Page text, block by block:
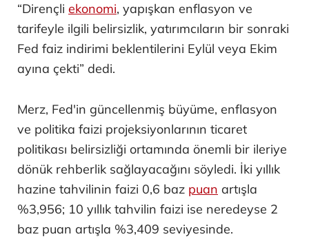
“Dirençli ekonomi, yapışkan enflasyon ve
tarifeyle ilgili belirsizlik, yatırımcıların bir sonraki
Fed faiz indirimi beklentilerini Eylül veya Ekim
ayına çekti” dedi.
Merz, Fed'in güncellenmiş büyüme, enflasyon
ve politika faizi projeksiyonlarının ticaret
politikası belirsizliği ortamında önemli bir ileriye
dönük rehberlik sağlayacağını söyledi. İki yıllık
hazine tahvilinin faizi 0,6 baz puan artışla
%3,956; 10 yıllık tahvilin faizi ise neredeyse 2
baz puan artışla %3,409 seviyesinde.